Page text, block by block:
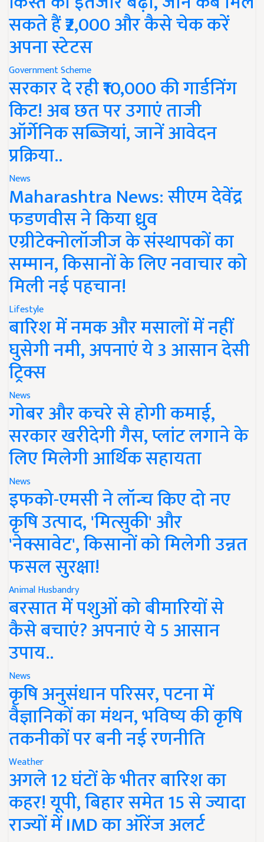
सकते हैं ₹2,000 और कैसे चेक करें
अपना स्टेटस
Government Scheme
सरकार दे रही ₹10,000 की गार्डनिंग
किट! अब छत पर उगाएं ताजी
ऑर्गेनिक सब्जियां, जानें आवेदन
प्रक्रिया..
News
Maharashtra News: सीएम देवेंद्र
फडणवीस ने किया ध्रुव
एग्रीटेक्नोलॉजीज के संस्थापकों का
सम्मान, किसानों के लिए नवाचार को
मिली नई पहचान!
Lifestyle
बारिश में नमक और मसालों में नहीं
घुसेगी नमी, अपनाएं ये 3 आसान देसी
ट्रिक्स
News
गोबर और कचरे से होगी कमाई,
सरकार खरीदेगी गैस, प्लांट लगाने के
लिए मिलेगी आर्थिक सहायता
News
इफको-एमसी ने लॉन्च किए दो नए
कृषि उत्पाद, 'मित्सुकी' और
'नेक्सावेट', किसानों को मिलेगी उन्नत
फसल सुरक्षा!
Animal Husbandry
बरसात में पशुओं को बीमारियों से
कैसे बचाएं? अपनाएं ये 5 आसान
उपाय..
News
कृषि अनुसंधान परिसर, पटना में
वैज्ञानिकों का मंथन, भविष्य की कृषि
तकनीकों पर बनी नई रणनीति
Weather
अगले 12 घंटों के भीतर बारिश का
कहर! यूपी, बिहार समेत 15 से ज्यादा
राज्यों में IMD का ऑरेंज अलर्ट